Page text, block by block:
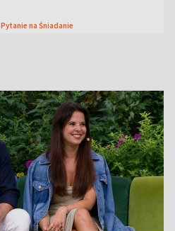
Pytanie na Śniadanie